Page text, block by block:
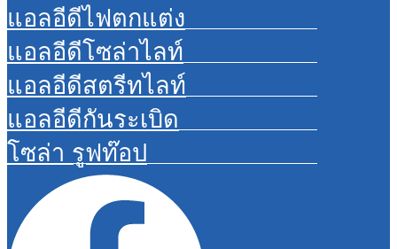
แอลอีดีไฟตกแต่ง
แอลอีดีโซล่าไลท์
แอลอีดีสตรีทไลท์
แอลอีดีกันระเบิด
โซล่า รูฟท๊อป